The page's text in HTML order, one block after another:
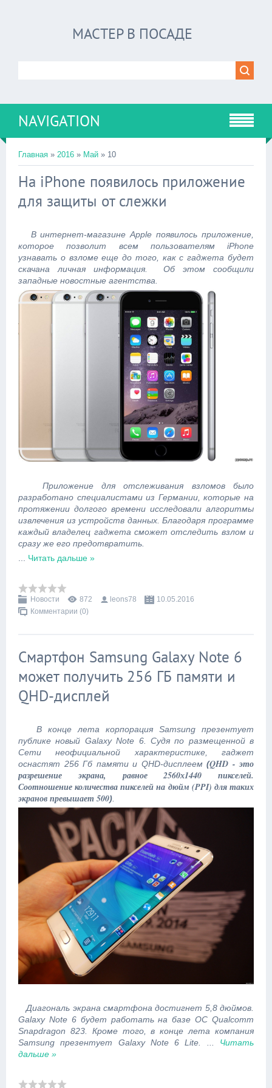
МАСТЕР В ПОСАДЕ
NAVIGATION
Главная » 2016 » Май » 10
На iPhone появилось приложение
для защиты от слежки
В интернет-магазине Apple появилось приложение,
которое позволит всем пользователям iPhone
узнавать о взломе еще до того, как с гаджета будет
скачана личная информация. Об этом сообщили
западные новостные агентства.
Приложение для отслеживания взломов было
разработано специалистами из Германии, которые на
протяжении долгого времени исследовали алгоритмы
извлечения из устройств данных. Благодаря программе
каждый владелец гаджета сможет отследить взлом и
сразу же его предотвратить.
Читать дальше »
Новости 872 leons78
10.05.2016
Комментарии (0)
Смартфон Samsung Galaxy Note 6
может получить 256 ГБ памяти и
QHD-дисплей
В конце лета корпорация Samsung презентует
публике новый Galaxy Note 6. Судя по размещенной в
Сети неофициальной характеристике, гаджет
оснастят 256 Гб памяти и QHD-дисплеем (QHD - это
разрешение экрана, равное 2560х1440 пикселей.
Соотношение количества пикселей на дюйм (PPI) для таких
экранов превышает 500)
Диагональ экрана смартфона достигнет 5,8 дюймов.
Galaxy Note 6 будет работать на базе ОС Qualcomm
Snapdragon 823. Кроме того, в конце лета компания
Samsung презентует Galaxy Note 6 Lite. ... Читать
дальше »